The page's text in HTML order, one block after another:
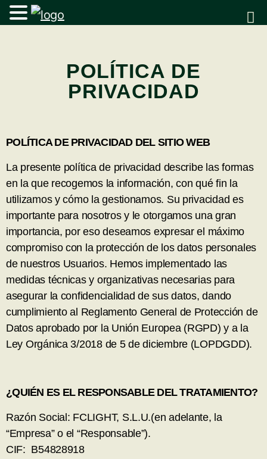
POLÍTICA DE
PRIVACIDAD
POLÍTICA DE PRIVACIDAD DEL SITIO WEB
La presente política de privacidad describe las formas
en la que recogemos la información, con qué fin la
utilizamos y cómo la gestionamos. Su privacidad es
importante para nosotros y le otorgamos una gran
importancia, por eso deseamos expresar el máximo
compromiso con la protección de los datos personales
de nuestros Usuarios. Hemos implementado las
medidas técnicas y organizativas necesarias para
asegurar la confidencialidad de sus datos, dando
cumplimiento al Reglamento General de Protección de
Datos aprobado por la Unión Europea (RGPD) y a la
Ley Orgánica 3/2018 de 5 de diciembre (LOPDGDD).
¿QUIÉN ES EL RESPONSABLE DEL TRATAMIENTO?
Razón Social: FCLIGHT, S.L.U.(en adelante, la
“Empresa” o el “Responsable”).
CIF: B54828918